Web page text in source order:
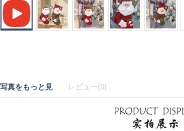
写真をもっと見 レビュー(0)